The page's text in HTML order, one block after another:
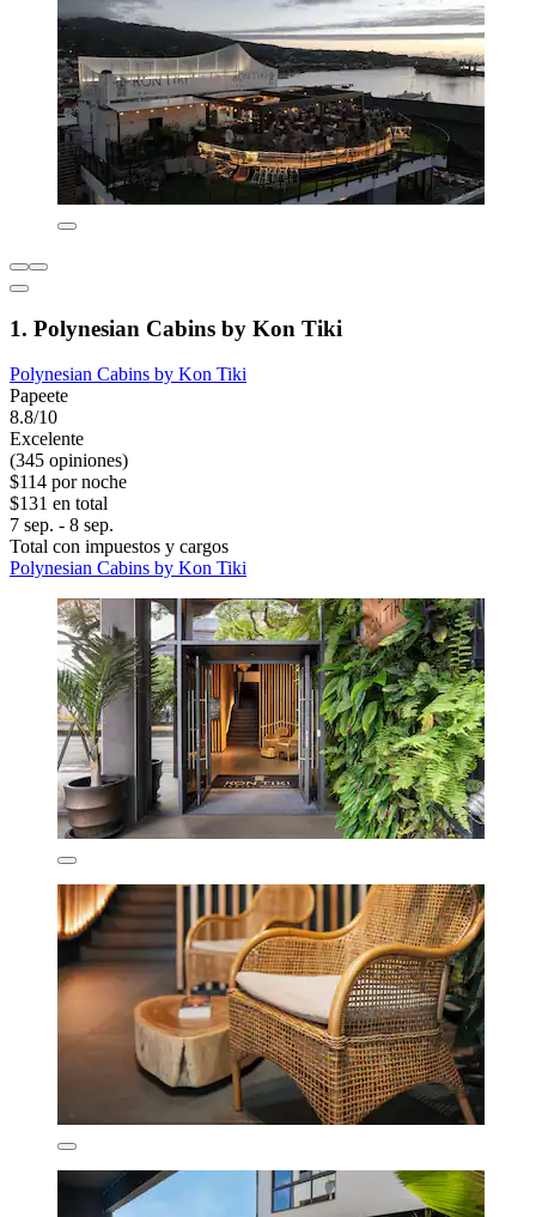
1. Polynesian Cabins by Kon Tiki
Polynesian Cabins by Kon Tiki
Papeete
8.8/10
Excelente
(345 opiniones)
$114 por noche
$131 en total
7 sep. - 8 sep.
Total con impuestos y cargos
Polynesian Cabins by Kon Tiki